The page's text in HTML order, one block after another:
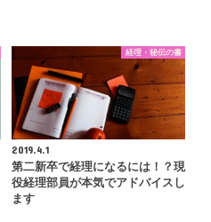
経理・秘伝の書
2019.4.1
第二新卒で経理になるには！？現
役経理部員が本気でアドバイスし
ます